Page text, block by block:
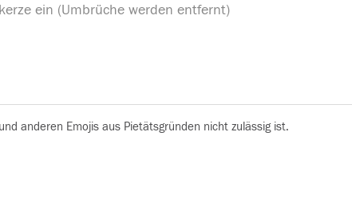
anderen Emojis aus Pietätsgründen nicht zulässig ist.